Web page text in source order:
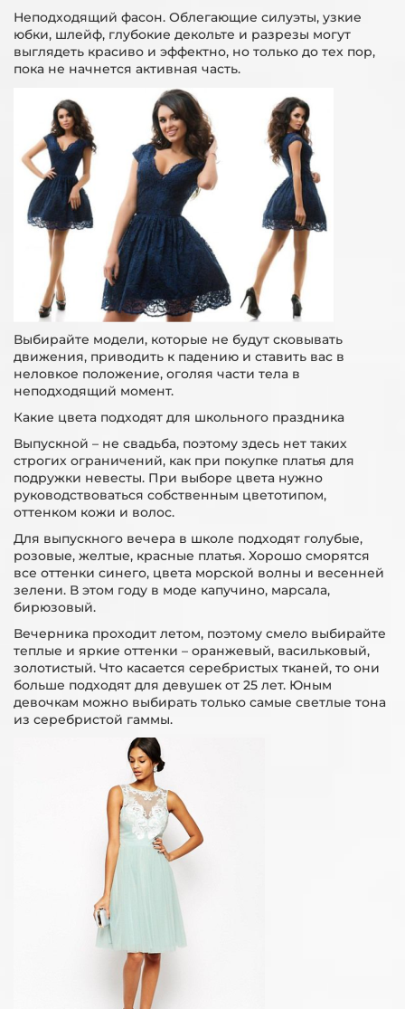
Неподходящий фасон. Облегающие силуэты, узкие
юбки, шлейф, глубокие декольте и разрезы могут
выглядеть красиво и эффектно, но только до тех пор,
пока не начнется активная часть.
Выбирайте модели, которые не будут сковывать
движения, приводить к падению и ставить вас в
неловкое положение, оголяя части тела в
неподходящий момент.
Какие цвета подходят для школьного праздника
Выпускной – не свадьба, поэтому здесь нет таких
строгих ограничений, как при покупке платья для
подружки невесты. При выборе цвета нужно
руководствоваться собственным цветотипом,
оттенком кожи и волос.
Для выпускного вечера в школе подходят голубые,
розовые, желтые, красные платья. Хорошо сморятся
все оттенки синего, цвета морской волны и весенней
зелени. В этом году в моде капучино, марсала,
бирюзовый.
Вечерника проходит летом, поэтому смело выбирайте
теплые и яркие оттенки – оранжевый, васильковый,
золотистый. Что касается серебристых тканей, то они
больше подходят для девушек от 25 лет. Юным
девочкам можно выбирать только самые светлые тона
из серебристой гаммы.